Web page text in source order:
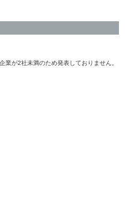
が2社未満のため発表しておりません。